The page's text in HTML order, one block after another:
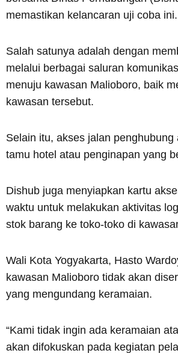
memastikan kelancaran uji coba ini.
Salah satunya adalah dengan
melalui berbagai saluran
menuju kawasan Malioboro, baik
kawasan tersebut.
Selain itu, akses jalan
tamu hotel atau penginapan yang
Dishub juga menyiapkan kartu
waktu untuk melakukan aktivitas
stok barang ke toko-toko di
Wali Kota Yogyakarta, Hasto
kawasan Malioboro tidak akan
yang mengundang keramaian.
“Kami tidak ingin ada keramaian
akan difokuskan pada kegiatan